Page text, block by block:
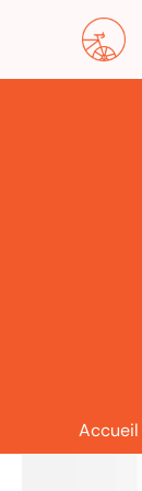
contenu
Accueil